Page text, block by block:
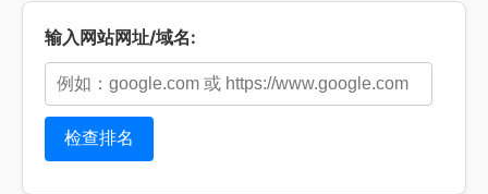
输入网站网址/域名:
检查排名